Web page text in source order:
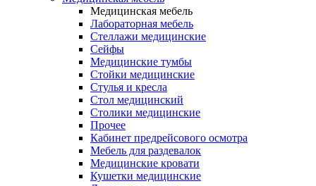
Медицинская мебель
Лабораторная мебель
Стеллажи медицинские
Сейфы
Медицинские тумбы
Стойки медицинские
Cтулья и кресла
Стол медицинский
Столики медицинские
Прочее
Кабинет предрейсового осмотра
Мебель для раздевалок
Медицинские кровати
Кушетки медицинские